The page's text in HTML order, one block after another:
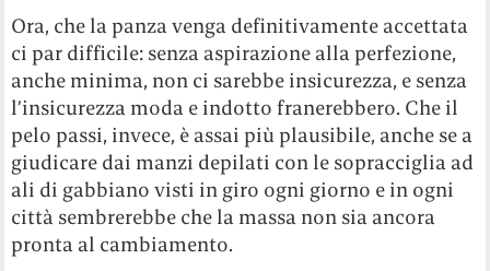
Ora, che la panza venga definitivamente accettata
ci par difficile: senza aspirazione alla perfezione,
anche minima, non ci sarebbe insicurezza, e senza
l’insicurezza moda e indotto franerebbero. Che il
pelo passi, invece, è assai più plausibile, anche se a
giudicare dai manzi depilati con le sopracciglia ad
ali di gabbiano visti in giro ogni giorno e in ogni
città sembrerebbe che la massa non sia ancora
pronta al cambiamento.